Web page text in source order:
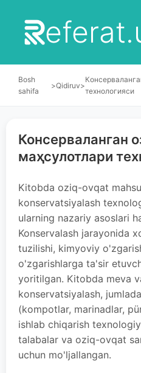
Bosh
sahifa
>Qidiruv>
технологияси
Консерваланган
маҳсулотлари
Kitobda oziq-ovqat
konservatsiyalash
ularning nazariy asoslari
Konservalash jarayonida
tuzilishi, kimyoviy
o'zgarishlarga ta'sir
yoritilgan. Kitobda meva
konservatsiyalash,
(kompotlar, marinadlar,
ishlab chiqarish
talabalar va oziq-ovqat
uchun mo'ljallangan.